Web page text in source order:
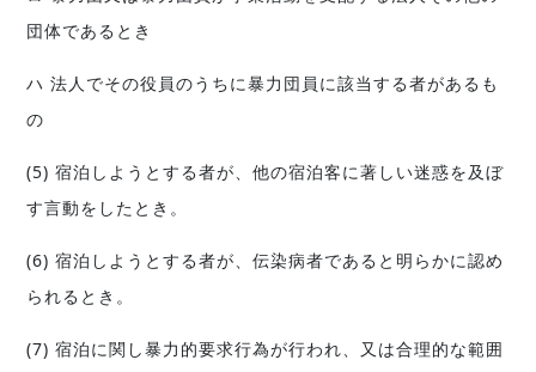
団体であるとき
ハ 法人でその役員のうちに暴力団員に該当する者があるも
の
(5) 宿泊しようとする者が、他の宿泊客に著しい迷惑を及ぼ
す言動をしたとき。
(6) 宿泊しようとする者が、伝染病者であると明らかに認め
られるとき。
(7) 宿泊に関し暴力的要求行為が行われ、又は合理的な範囲